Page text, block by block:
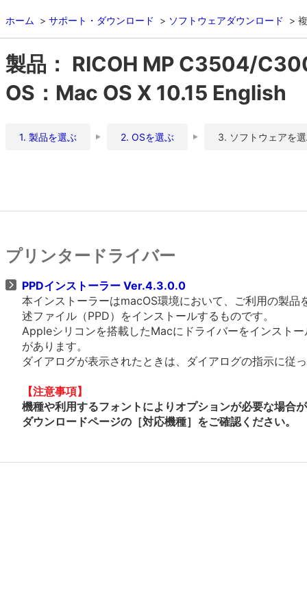
ホーム サポート・ダウンロード ソフトウェアダウンロード
製品： RICOH MP C3504/
OS：Mac OS X 10.15 English
1. 製品を選ぶ 2. OSを選ぶ 3. ソフトウェアを
プリンタードライバー
PPDインストーラー Ver.4.3.0.0
本インストーラーはmacOS環境において、ご利用の製
述ファイル（PPD）をインストールするものです。
Appleシリコンを搭載したMacにドライバーをインスト
があります。
ダイアログが表示されたときは、ダイアログの指示に従
【注意事項】
機種や利用するフォントによりオプションが必要な場合
ダウンロードページの［対応機種］をご確認ください。